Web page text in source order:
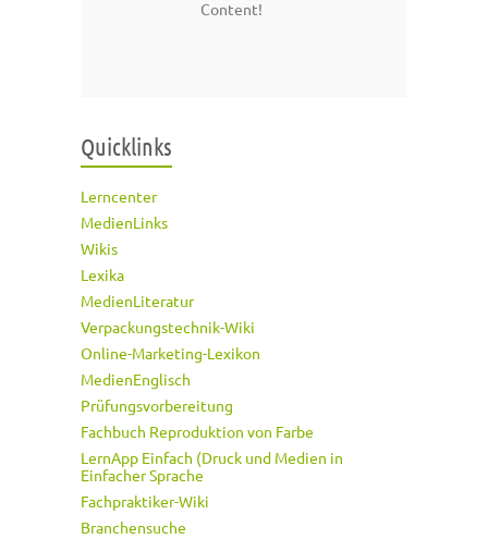
Content!
Quicklinks
Lerncenter
MedienLinks
Wikis
Lexika
MedienLiteratur
Verpackungstechnik-Wiki
Online-Marketing-Lexikon
MedienEnglisch
Prüfungsvorbereitung
Fachbuch Reproduktion von Farbe
LernApp Einfach (Druck und Medien in
Einfacher Sprache
Fachpraktiker-Wiki
Branchensuche